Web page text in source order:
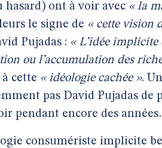
hasard) ont à voir avec « la
le signe de « cette vision
Pujadas : « L’idée
ou l’accumulation des
cette « idéologie cachée ».
pas David Pujadas
pendant encore des
consumériste implicite